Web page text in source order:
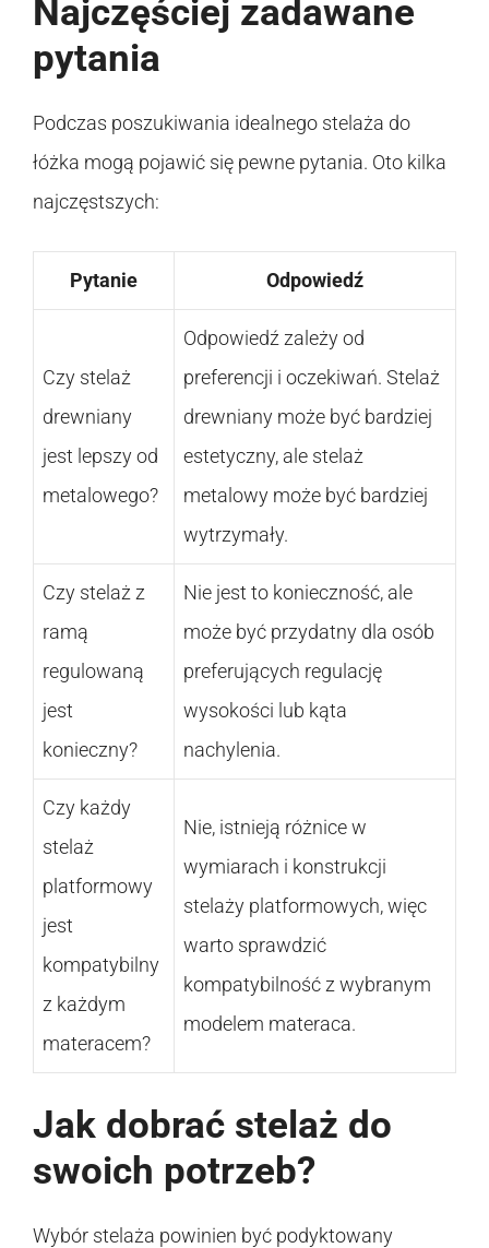
Najczęściej zadawane
pytania
Podczas poszukiwania idealnego stelaża do
łóżka mogą pojawić się pewne pytania. Oto kilka
najczęstszych:
Pytanie Odpowiedź
Czy stelaż
drewniany
jest lepszy od
metalowego?
Odpowiedź zależy od
preferencji i oczekiwań. Stelaż
drewniany może być bardziej
estetyczny, ale stelaż
metalowy może być bardziej
wytrzymały.
Czy stelaż z
ramą
regulowaną
jest
konieczny?
Nie jest to konieczność, ale
może być przydatny dla osób
preferujących regulację
wysokości lub kąta
nachylenia.
Czy każdy
stelaż
platformowy
jest
kompatybilny
z każdym
materacem?
Nie, istnieją różnice w
wymiarach i konstrukcji
stelaży platformowych, więc
warto sprawdzić
kompatybilność z wybranym
modelem materaca.
Jak dobrać stelaż do
swoich potrzeb?
Wybór stelaża powinien być podyktowany